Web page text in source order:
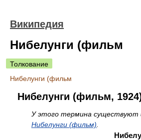
Википедия
Нибелунги (фильм
Толкование
Нибелунги (фильм
Нибелунги (фильм,
У этого термина существуют и
Нибелунги (фильм)